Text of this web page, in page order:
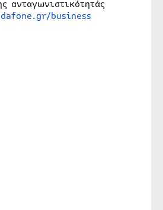
ανταγωνιστικότητάς
business